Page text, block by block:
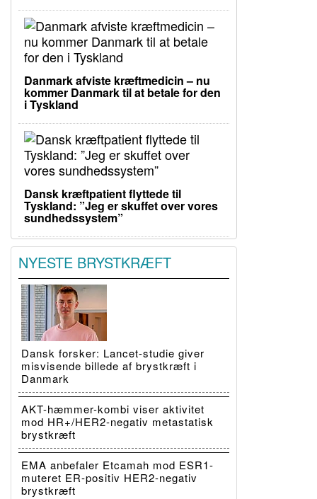
Danmark afviste kræftmedicin – nu
kommer Danmark til at betale for den
i Tyskland
Dansk kræftpatient flyttede til
Tyskland: ”Jeg er skuffet over vores
sundhedssystem”
NYESTE BRYSTKRÆFT
Dansk forsker: Lancet-studie giver
misvisende billede af brystkræft i
Danmark
AKT-hæmmer-kombi viser aktivitet
mod HR+/HER2-negativ metastatisk
brystkræft
EMA anbefaler Etcamah mod ESR1-
muteret ER-positiv HER2-negativ
brystkræft